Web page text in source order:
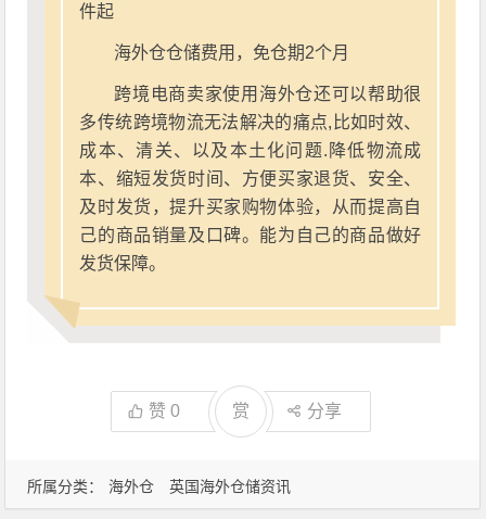
所属分类： 海外仓 英国海外仓储资讯
件起
海外仓仓储费用，免仓期2个月
跨境电商卖家使用海外仓还可以帮助很
多传统跨境物流无法解决的痛点,比如时效、
成本、清关、以及本土化问题.降低物流成
本、缩短发货时间、方便买家退货、安全、
及时发货，提升买家购物体验，从而提高自
己的商品销量及口碑。能为自己的商品做好
发货保障。
赞0 赏 分享